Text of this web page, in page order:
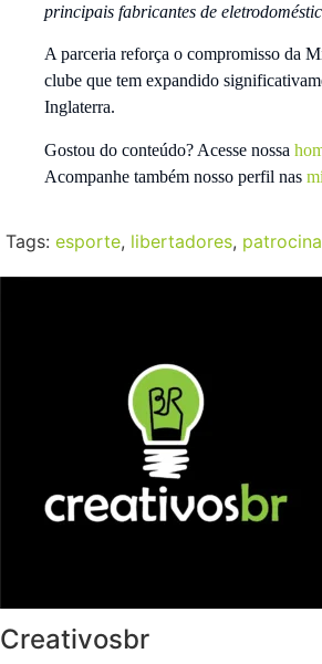
principais fabricantes de
A parceria reforça o compromisso da
clube que tem expandido
Inglaterra.
Gostou do conteúdo? Acesse nossa
Acompanhe também nosso perfil nas
Tags: esporte, libertadores,
Creativosbr